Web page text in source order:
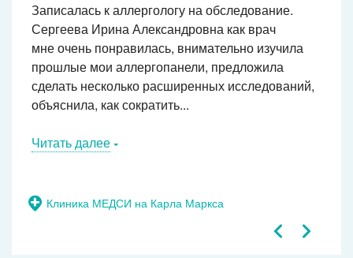
Клиника МЕДСИ на Карла Маркса
Записалась к аллергологу на обследование.
Сергеева Ирина Александровна как врач
мне очень понравилась, внимательно изучила
прошлые мои аллергопанели, предложила
сделать несколько расширенных исследований,
объяснила, как сократить...
Читать далее